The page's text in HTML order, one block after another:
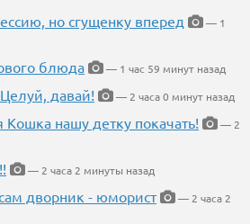
но сгущенку вперед
— 1
блюда
— 1 час 59 минут назад
Целуй, давай!
— 2 часа 0 минут назад
Кошка нашу детку покачать!
— 2
— 2 часа 2 минуты назад
дворник - юморист
— 2 часа 2